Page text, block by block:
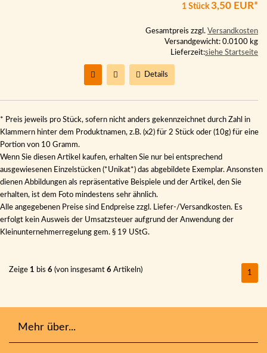
1 Stück3,50 EUR*
Gesamtpreis zzgl. Versandkosten
Versandgewicht: 0.0100 kg
Lieferzeit:siehe Startseite
Details
* Preis jeweils pro Stück, sofern nicht anders gekennzeichnet durch Zahl in
Klammern hinter dem Produktnamen, z.B. (x2) für 2 Stück oder (10g) für eine
Portion von 10 Gramm.
Wenn Sie diesen Artikel kaufen, erhalten Sie nur bei entsprechend
ausgewiesenen Einzelstücken (*Unikat*) das abgebildete Exemplar. Ansonsten
dienen Abbildungen als repräsentative Beispiele und der Artikel, den Sie
erhalten, ist dem Foto mindestens sehr ähnlich.
Alle angegebenen Preise sind Endpreise zzgl. Liefer-/Versandkosten. Es
erfolgt kein Ausweis der Umsatzsteuer aufgrund der Anwendung der
Kleinunternehmerregelung gem. § 19 UStG.
Zeige 1 bis 6 (von insgesamt 6 Artikeln) 1
Mehr über...